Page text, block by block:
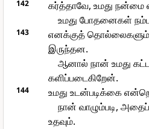
142
கர்த்தாவே, உமது
உமது போதனைகள்
143
எனக்குத்
இருந்தன.
ஆனால் நான் உமது
களிப்படைகிறேன்.
144
உமது உடன்படிக்கை
நான் வாழும்படி,
உதவும்.